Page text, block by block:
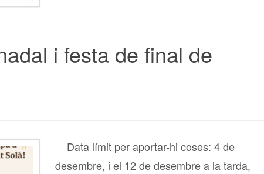
i festa de final de
Data límit per aportar-hi coses: 4 de
desembre, i el 12 de desembre a la tarda,